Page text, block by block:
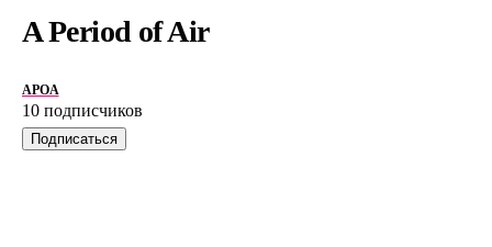
A Period of Air
APOA
10 подписчиков
Подписаться